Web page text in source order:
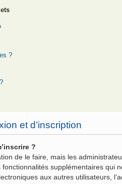
?
et d’inscription
?
de le faire, mais les
supplémentaires qui
aux autres utilisateurs,